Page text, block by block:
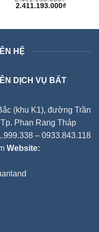
Giá
2.411.193.000₫Giá
HỆ
DỊCH VỤ BẤT
(khu K1), đường Trần
Phan Rang Tháp
– 0933.843.118
Website: